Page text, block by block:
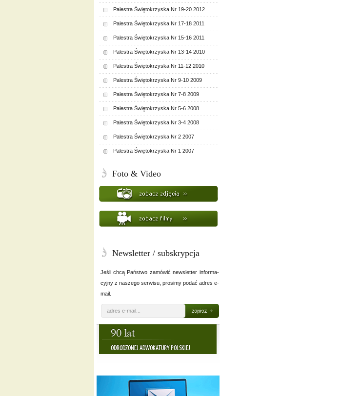
Palestra Świętokrzyska Nr 19-20 2012
Palestra Świętokrzyska Nr 17-18 2011
Palestra Świętokrzyska Nr 15-16 2011
Palestra Świętokrzyska Nr 13-14 2010
Palestra Świętokrzyska Nr 11-12 2010
Palestra Świętokrzyska Nr 9-10 2009
Palestra Świętokrzyska Nr 7-8 2009
Palestra Świętokrzyska Nr 5-6 2008
Palestra Świętokrzyska Nr 3-4 2008
Palestra Świętokrzyska Nr 2 2007
Palestra Świętokrzyska Nr 1 2007
Foto & Video
Newsletter / subskrypcja
Jeśli chcą Państwo zamówić newsletter informa-
cyjny z naszego serwisu, prosimy podać adres e-
mail.